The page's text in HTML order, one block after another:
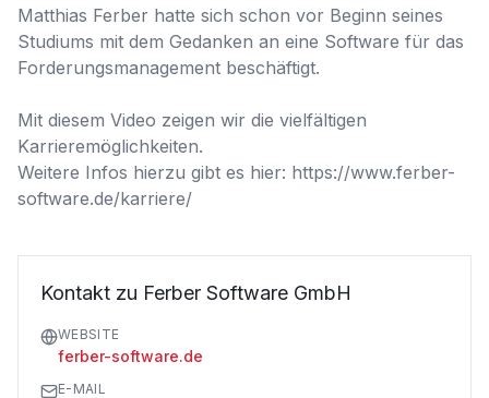
Matthias Ferber hatte sich schon vor Beginn seines
Studiums mit dem Gedanken an eine Software für das
Forderungsmanagement beschäftigt.
Mit diesem Video zeigen wir die vielfältigen
Karrieremöglichkeiten.
Weitere Infos hierzu gibt es hier: https://www.ferber-
software.de/karriere/
Kontakt zu Ferber Software GmbH
WEBSITE
ferber-software.de
E-MAIL